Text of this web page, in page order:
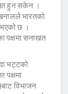
हुन सकेन ।
खनालले भारतको
छ ।
पक्षमा सनाखत
भट्टको
विभाजन